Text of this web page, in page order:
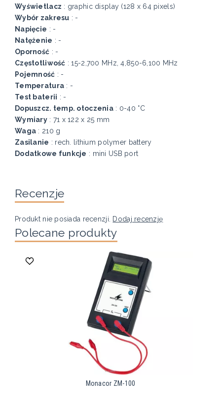
Wyświetlacz : graphic display (128 x 64 pixels)
Wybór zakresu : -
Napięcie : -
Natężenie : -
Oporność : -
Częstotliwość : 15-2,700 MHz, 4,850-6,100 MHz
Pojemność : -
Temperatura : -
Test baterii : -
Dopuszcz. temp. otoczenia : 0-40 °C
Wymiary: 71 x 122 x 25 mm
Waga : 210 g
Zasilanie : rech. lithium polymer battery
Dodatkowe funkcje : mini USB port
Recenzje
Produkt nie posiada recenzji. Dodaj recenzję
Polecane produkty
Monacor ZM-100